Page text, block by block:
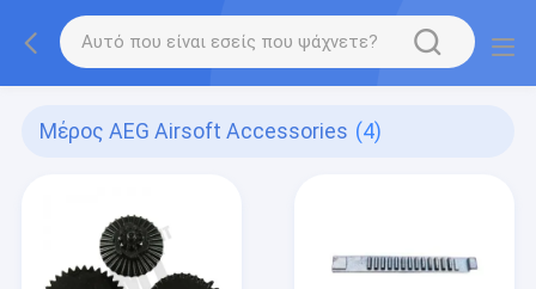
Μέρος AEG Airsoft Accessories (4)